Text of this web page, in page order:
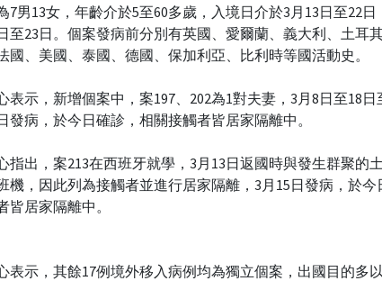
7男13女，年齡介於5至60多歲，入境日介於3月13日至22日
至23日。個案發病前分別有英國、愛爾蘭、義大利、土耳
國、美國、泰國、德國、保加利亞、比利時等國活動史。
表示，新增個案中，案197、202為1對夫妻，3月8日至18日
發病，於今日確診，相關接觸者皆居家隔離中。
指出，案213在西班牙就學，3月13日返國時與發生群聚的
機，因此列為接觸者並進行居家隔離，3月15日發病，於今
皆居家隔離中。
表示，其餘17例境外移入病例均為獨立個案，出國目的多